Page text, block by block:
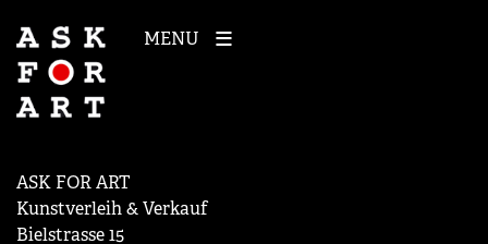
MENU
ASK FOR ART
Kunstverleih & Verkauf
Bielstrasse 15